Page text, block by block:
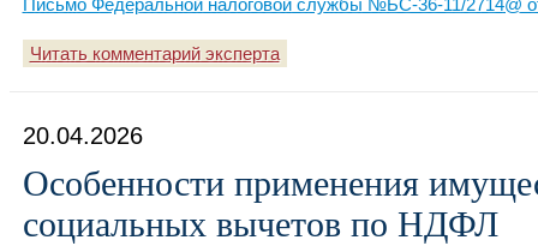
Письмо Федеральной налоговой службы №БС-36-11/2714@
Читать комментарий эксперта
20.04.2026
Особенности применения
социальных вычетов по НДФЛ